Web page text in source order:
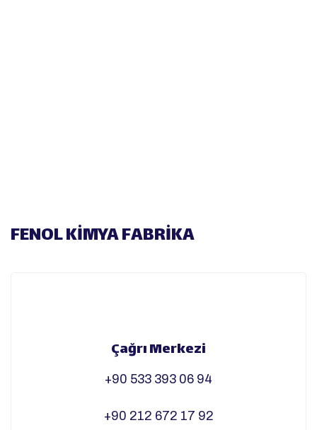
FENOL KİMYA FABRİKA
Çağrı Merkezi
+90 533 393 06 94
+90 212 672 17 92